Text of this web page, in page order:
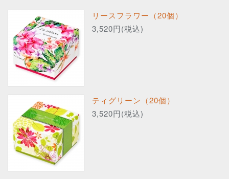
リースフラワー（20個）
3,520円(税込)
ティグリーン（20個）
3,520円(税込)